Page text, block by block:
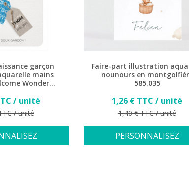
garçon
mains
Wonder
Prix/ unité
base/ unité
Faire-part illustration
nounours en
585.035
Prix
1,26 € TTC / unité
Prix de base
1,40 € TTC / unité
PERSONNALISEZ